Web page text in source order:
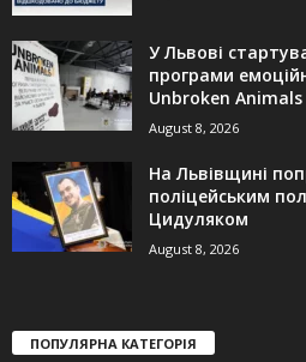
У Львові
програми
Unbroken Animals
August 8, 2026
На Львівщині
поліцейським
Цидуляком
August 8, 2026
ПОПУЛЯРНА КАТЕГОРІЯ